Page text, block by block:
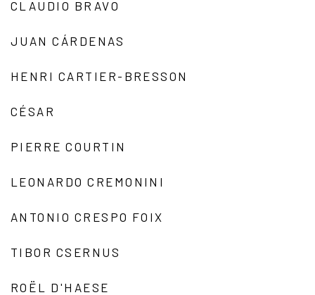
CLAUDIO BRAVO
JUAN CÁRDENAS
HENRI CARTIER-BRESSON
CÉSAR
PIERRE COURTIN
LEONARDO CREMONINI
ANTONIO CRESPO FOIX
TIBOR CSERNUS
ROËL D'HAESE